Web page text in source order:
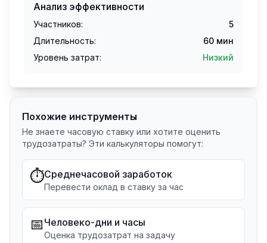
Анализ эффективности
Участников:
5
Длительность:
60 мин
Уровень затрат:
Низкий
Похожие инструменты
Не знаете часовую ставку или хотите оценить
трудозатраты? Эти калькуляторы помогут:
⏱️Среднечасовой заработок
Перевести оклад в ставку за час
📅 Человеко-дни и часы
Оценка трудозатрат на задачу